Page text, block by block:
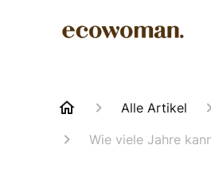
Alle Artikel
Wie viele Jahre